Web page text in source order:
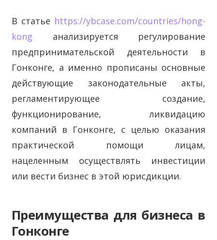
В статье https://ybcase.com/countries/hong-
kong анализируется регулирование
предпринимательской деятельности в
Гонконге, а именно прописаны основные
действующие законодательные акты,
регламентирующее создание,
функционирование, ликвидацию
компаний в Гонконге, с целью оказания
практической помощи лицам,
нацеленным осуществлять инвестиции
или вести бизнес в этой юрисдикции.
Преимущества для бизнеса в
Гонконге